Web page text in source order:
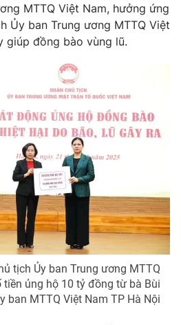
Bất động sản
Tấm lòng Việt
Vươn mình bằng AI
VTV8
English
MTTQ Việt Nam, hưởng ứng
Ủy ban Trung ương MTTQ Việt
giúp đồng bào vùng lũ.
tịch Ủy ban Trung ương MTTQ
tiền ủng hộ 10 tỷ đồng từ bà Bùi
ban MTTQ Việt Nam TP Hà Nội